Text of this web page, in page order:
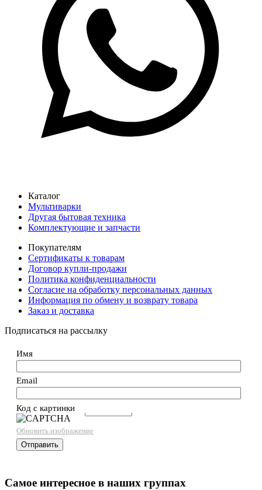
Каталог
Мультиварки
Другая бытовая техника
Комплектующие и запчасти
Покупателям
Сертификаты к товарам
Договор купли-продажи
Политика конфиденциальности
Согласие на обработку персональных данных
Информация по обмену и возврату товара
Заказ и доставка
Подписаться на рассылку
Имя
Email
Код с картинки→
Обновить изображение
Самое интересное в наших группах